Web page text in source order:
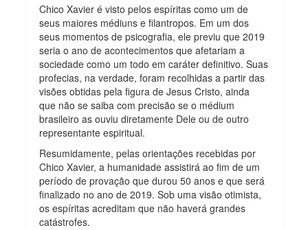
Chico Xavier é visto pelos espíritas como um de
seus maiores médiuns e filantropos. Em um dos
seus momentos de psicografia, ele previu que 2019
seria o ano de acontecimentos que afetariam a
sociedade como um todo em caráter definitivo. Suas
profecias, na verdade, foram recolhidas a partir das
visões obtidas pela figura de Jesus Cristo, ainda
que não se saiba com precisão se o médium
brasileiro as ouviu diretamente Dele ou de outro
representante espiritual.
Resumidamente, pelas orientações recebidas por
Chico Xavier, a humanidade assistirá ao fim de um
período de provação que durou 50 anos e que será
finalizado no ano de 2019. Sob uma visão otimista,
os espíritas acreditam que não haverá grandes
catástrofes.